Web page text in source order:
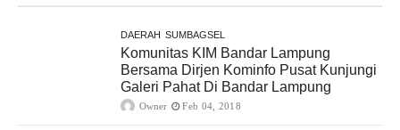
DAERAH SUMBAGSEL
Komunitas KIM Bandar Lampung
Bersama Dirjen Kominfo Pusat Kunjungi
Galeri Pahat Di Bandar Lampung
Owner Feb 04, 2018